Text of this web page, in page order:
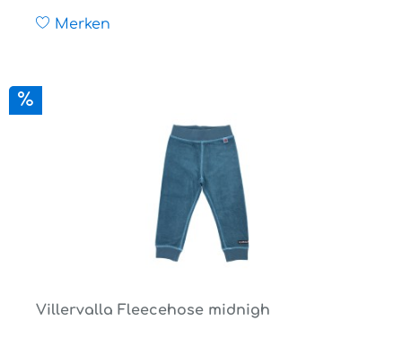
Merken
Villervalla Fleecehose midnigh